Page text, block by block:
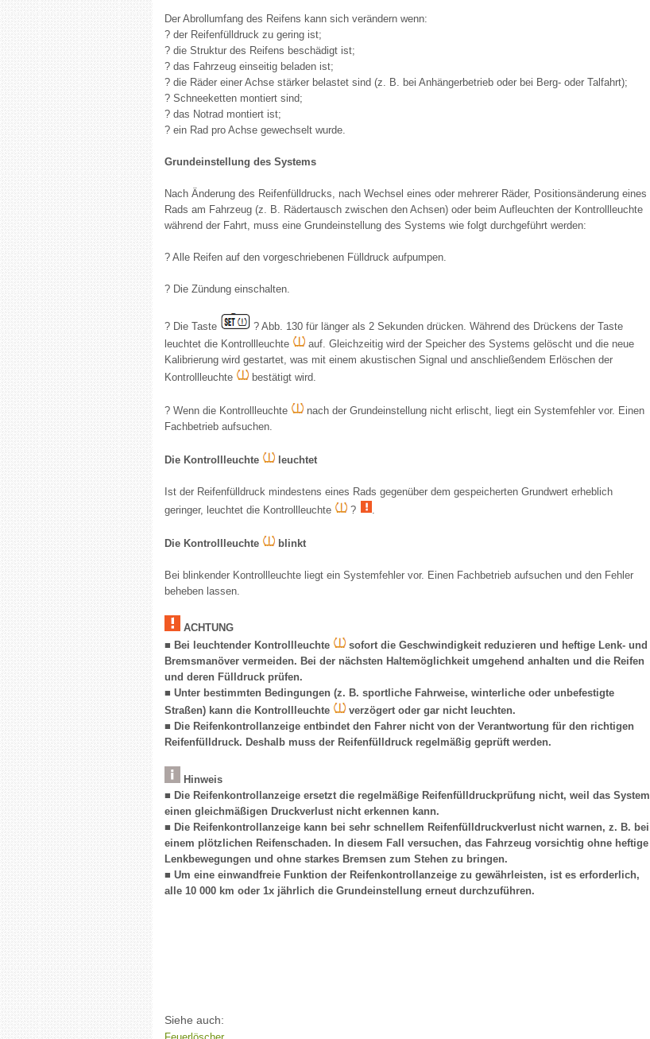
Der Abrollumfang des Reifens kann sich verändern wenn:
? der Reifenfülldruck zu gering ist;
? die Struktur des Reifens beschädigt ist;
? das Fahrzeug einseitig beladen ist;
? die Räder einer Achse stärker belastet sind (z. B. bei Anhängerbetrieb oder bei Berg- oder Talfahrt);
? Schneeketten montiert sind;
? das Notrad montiert ist;
? ein Rad pro Achse gewechselt wurde.
Grundeinstellung des Systems
Nach Änderung des Reifenfülldrucks, nach Wechsel eines oder mehrerer Räder, Positionsänderung eines
Rads am Fahrzeug (z. B. Rädertausch zwischen den Achsen) oder beim Aufleuchten der Kontrollleuchte
während der Fahrt, muss eine Grundeinstellung des Systems wie folgt durchgeführt werden:
? Alle Reifen auf den vorgeschriebenen Fülldruck aufpumpen.
? Die Zündung einschalten.
? Die Taste
? Abb. 130 für länger als 2 Sekunden drücken. Während des Drückens der Taste
leuchtet die Kontrollleuchte
auf. Gleichzeitig wird der Speicher des Systems gelöscht und die neue
Kalibrierung wird gestartet, was mit einem akustischen Signal und anschließendem Erlöschen der
Kontrollleuchte
bestätigt wird.
? Wenn die Kontrollleuchte
nach der Grundeinstellung nicht erlischt, liegt ein Systemfehler vor. Einen
Fachbetrieb aufsuchen.
Die Kontrollleuchte leuchtet
Ist der Reifenfülldruck mindestens eines Rads gegenüber dem gespeicherten Grundwert erheblich
geringer, leuchtet die Kontrollleuchte
? .
Die Kontrollleuchte blinkt
Bei blinkender Kontrollleuchte liegt ein Systemfehler vor. Einen Fachbetrieb aufsuchen und den Fehler
beheben lassen.
ACHTUNG
■ Bei leuchtender Kontrollleuchte
sofort die Geschwindigkeit reduzieren und heftige Lenk- und
Bremsmanöver vermeiden. Bei der nächsten Haltemöglichkeit umgehend anhalten und die Reifen
und deren Fülldruck prüfen.
■ Unter bestimmten Bedingungen (z. B. sportliche Fahrweise, winterliche oder unbefestigte
Straßen) kann die Kontrollleuchte
verzögert oder gar nicht leuchten.
■ Die Reifenkontrollanzeige entbindet den Fahrer nicht von der Verantwortung für den richtigen
Reifenfülldruck. Deshalb muss der Reifenfülldruck regelmäßig geprüft werden.
Hinweis
■ Die Reifenkontrollanzeige ersetzt die regelmäßige Reifenfülldruckprüfung nicht, weil das System
einen gleichmäßigen Druckverlust nicht erkennen kann.
■ Die Reifenkontrollanzeige kann bei sehr schnellem Reifenfülldruckverlust nicht warnen, z. B. bei
einem plötzlichen Reifenschaden. In diesem Fall versuchen, das Fahrzeug vorsichtig ohne heftige
Lenkbewegungen und ohne starkes Bremsen zum Stehen zu bringen.
■ Um eine einwandfreie Funktion der Reifenkontrollanzeige zu gewährleisten, ist es erforderlich,
alle 10 000 km oder 1x jährlich die Grundeinstellung erneut durchzuführen.
Siehe auch: